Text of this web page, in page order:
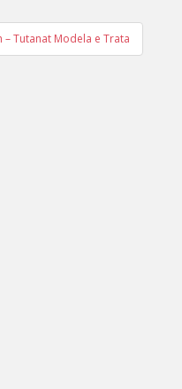
– Tutanat Modela e Trata